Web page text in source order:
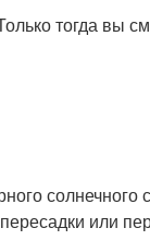
тогда вы
солнечного
или